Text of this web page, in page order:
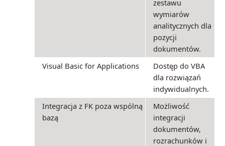
zestawu
wymiarów
analitycznych dla
pozycji
dokumentów.
Visual Basic for Applications
Dostęp do VBA
dla rozwiązań
indywidualnych.
Integracja z FK poza wspólną
bazą
Możliwość
integracji
dokumentów,
rozrachunków i